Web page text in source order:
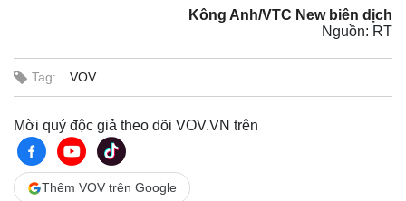
Kông Anh/VTC New biên dịch
Nguồn: RT
Tag: VOV
Mời quý độc giả theo dõi VOV.VN trên
Thêm VOV trên Google